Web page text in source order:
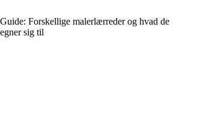
Guide: Forskellige malerlærreder og hvad de
egner sig til